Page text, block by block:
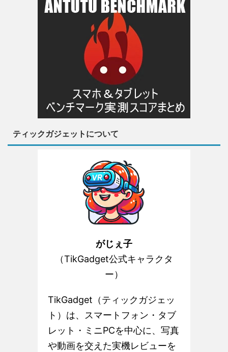
ティックガジェットについて
がじぇ子
（TikGadget公式キャラクタ
ー）
TikGadget（ティックガジェッ
ト）は、スマートフォン・タブ
レット・ミニPCを中心に、写真
や動画を交えた実機レビューを